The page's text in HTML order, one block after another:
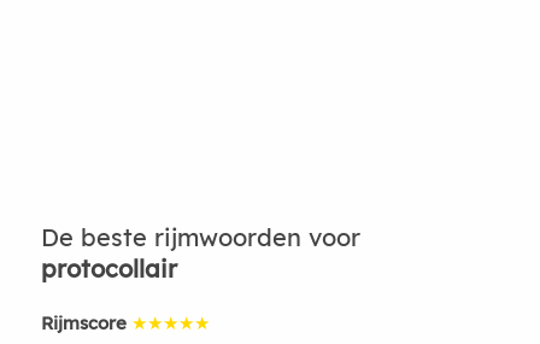
De beste rijmwoorden voor
protocollair
Rijmscore ★★★★★